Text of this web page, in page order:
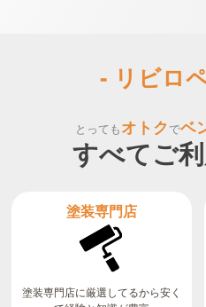
- リビロ
とってもオトクでベ
すべてご
塗装専門店
塗装専門店に厳選してるから安く